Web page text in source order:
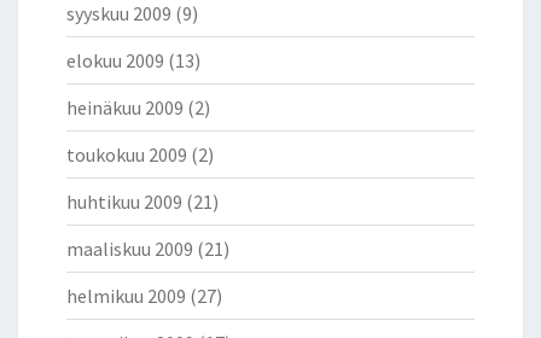
syyskuu 2009 (9)
elokuu 2009 (13)
heinäkuu 2009 (2)
toukokuu 2009 (2)
huhtikuu 2009 (21)
maaliskuu 2009 (21)
helmikuu 2009 (27)